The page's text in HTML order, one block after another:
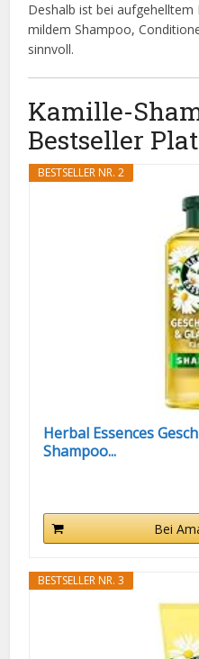
Deshalb ist bei
mildem Shampoo,
sinnvoll.
Kamille-
Bestseller
BESTSELLER NR. 2
Herbal Essences
Shampoo...
Bei
BESTSELLER NR. 3